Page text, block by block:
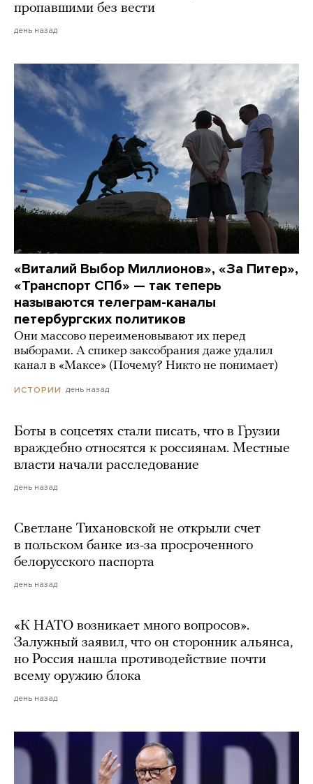
пропавшими без вести
день назад
«Виталий Выбор Миллионов», «За Питер»,
«Транспорт СПб» — так теперь
называются телеграм-каналы
петербургских политиков
Они массово переименовывают их перед
выборами. А спикер заксобрания даже удалил
канал в «Максе» (Почему? Никто не понимает)
ИСТОРИИ день назад
Боты в соцсетях стали писать, что в Грузии
враждебно относятся к россиянам. Местные
власти начали расследование
день назад
Светлане Тихановской не открыли счет
в польском банке из-за просроченного
белорусского паспорта
день назад
«К НАТО возникает много вопросов».
Залужный заявил, что он сторонник альянса,
но Россия нашла противодействие почти
всему оружию блока
день назад